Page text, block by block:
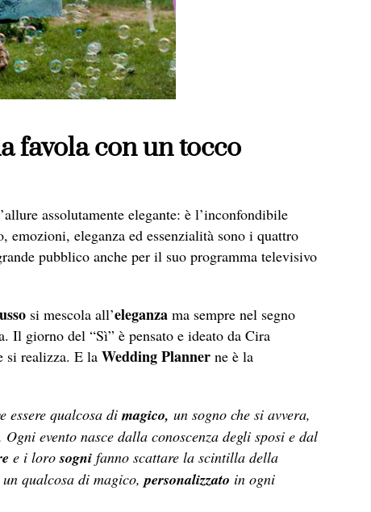
favola con un tocco
assolutamente elegante: è l’inconfondibile
eleganza ed essenzialità sono i quattro
pubblico anche per il suo programma televisivo
si mescola all’eleganza ma sempre nel segno
Il giorno del “Sì” è pensato e ideato da Cira
si realizza. E la Wedding Planner ne è la
essere qualcosa di magico, un sogno che si avvera,
evento nasce dalla conoscenza degli sposi e dal
e i lorosogni fanno scattare la scintilla della
qualcosa di magico,personalizzato in ogni